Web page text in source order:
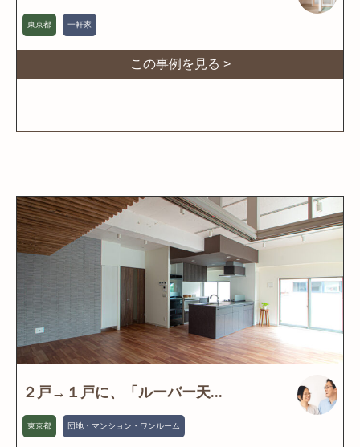
東京都 一軒家
この事例を見る >
２戸→１戸に、「ルーバー天...
東京都 団地・マンション・ワンルーム